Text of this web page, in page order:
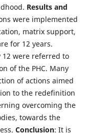
Results and
were implemented
matrix support,
for 12 years.
12 were referred to
of the PHC. Many
of actions aimed
to the redefinition
overcoming the
towards the
Conclusion: It is